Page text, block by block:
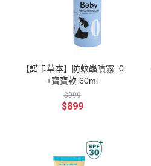
【諾卡草本】防蚊蟲噴霧_0
+寶寶款 60ml
$999
$899